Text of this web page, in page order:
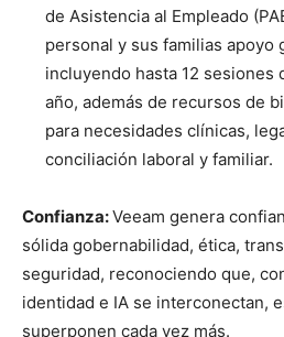
de Asistencia al Empleado
personal y sus familias apoyo
incluyendo hasta 12 sesiones
año, además de recursos de
para necesidades clínicas,
conciliación laboral y familiar.
Confianza:Veeam genera
sólida gobernabilidad, ética,
seguridad, reconociendo que,
identidad e IA se interconectan,
superponen cada vez más.